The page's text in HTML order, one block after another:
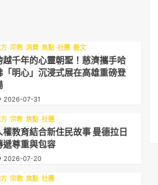
宗教 消費 焦點 社團 藝文
越千年的心靈朝聖！慈濟攜手哈
「明心」沉浸式展在高雄重磅登
2026-07-31
宗教 焦點 社團
權教育結合新住民故事 曼德拉日
遞尊重與包容
2026-07-20
宗教 焦點 社團